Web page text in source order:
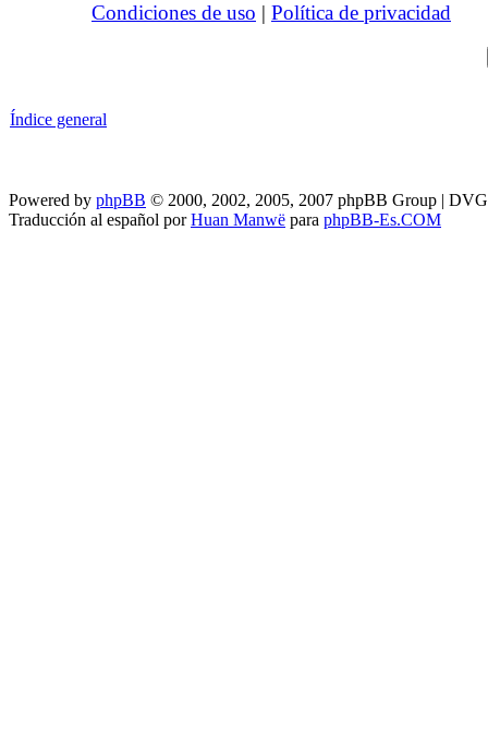
Condiciones de uso | Política de privacidad
Índice general
Powered by phpBB © 2000, 2002, 2005, 2007 phpBB Group |
Traducción al español porHuan Manwë para phpBB-Es.COM